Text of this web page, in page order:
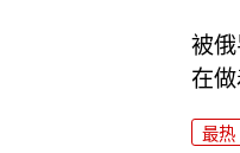
被
在做
最热